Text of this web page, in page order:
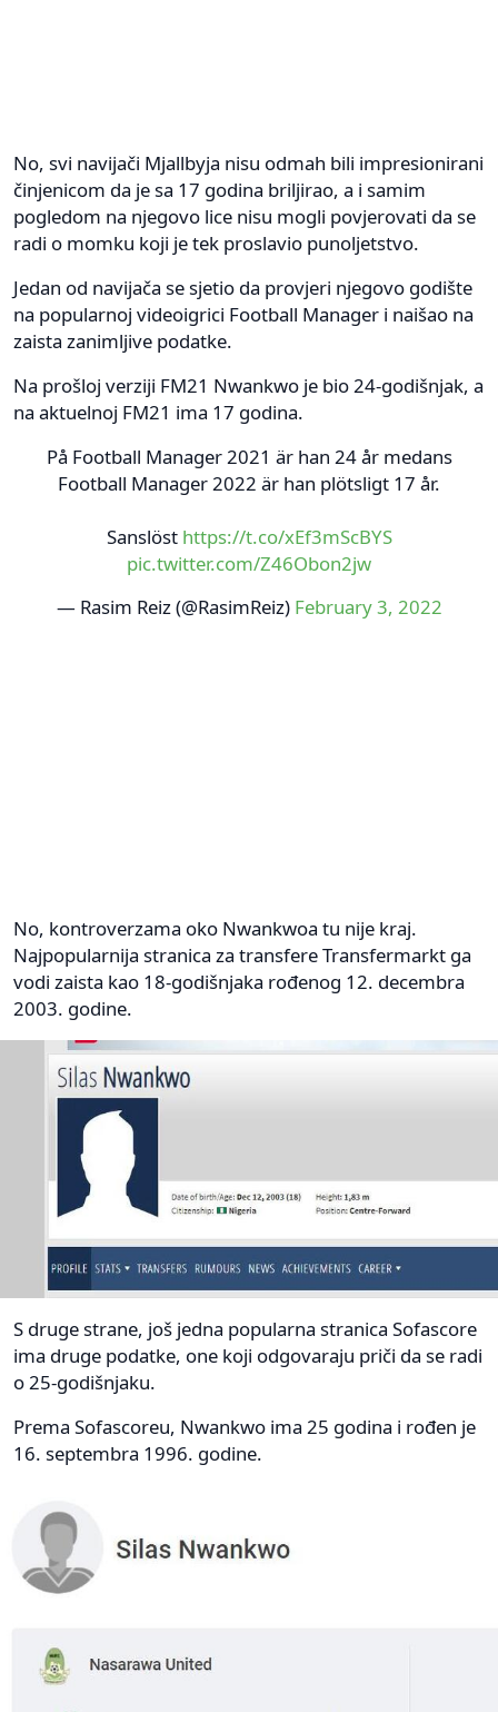
No, svi navijači Mjallbyja nisu odmah bili impresionirani
činjenicom da je sa 17 godina briljirao, a i samim
pogledom na njegovo lice nisu mogli povjerovati da se
radi o momku koji je tek proslavio punoljetstvo.
Jedan od navijača se sjetio da provjeri njegovo godište
na popularnoj videoigrici Football Manager i naišao na
zaista zanimljive podatke.
Na prošloj verziji FM21 Nwankwo je bio 24-godišnjak, a
na aktuelnoj FM21 ima 17 godina.
På Football Manager 2021 är han 24 år medans
Football Manager 2022 är han plötsligt 17 år.
Sanslöst https://t.co/xEf3mScBYS
pic.twitter.com/Z46Obon2jw
— Rasim Reiz (@RasimReiz) February 3, 2022
No, kontroverzama oko Nwankwoa tu nije kraj.
Najpopularnija stranica za transfere Transfermarkt ga
vodi zaista kao 18-godišnjaka rođenog 12. decembra
2003. godine.
S druge strane, još jedna popularna stranica Sofascore
ima druge podatke, one koji odgovaraju priči da se radi
o 25-godišnjaku.
Prema Sofascoreu, Nwankwo ima 25 godina i rođen je
16. septembra 1996. godine.